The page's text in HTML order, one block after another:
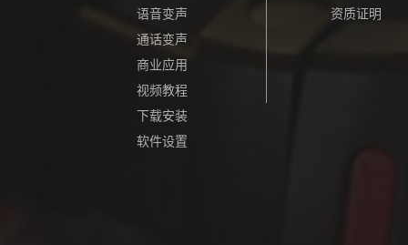
语音变声
通话变声
商业应用
视频教程
下载安装
软件设置
资质证明